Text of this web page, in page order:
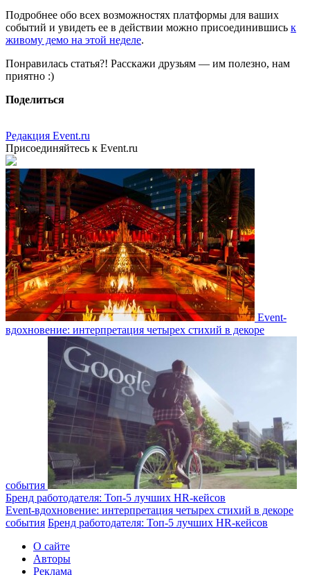
Подробнее обо всех возможностях платформы для ваших
событий и увидеть ее в действии можно присоединившись к
живому демо на этой неделе.
Понравилась статья?! Расскажи друзьям — им полезно, нам
приятно :)
Поделиться
Редакция Event.ru
Присоединяйтесь к Event.ru
Event-
вдохновение: интерпретация четырех стихий в декоре
события
Бренд работодателя: Топ-5 лучших HR-кейсов
Event-вдохновение: интерпретация четырех стихий в декоре
события Бренд работодателя: Топ-5 лучших HR-кейсов
О сайте
Авторы
Реклама